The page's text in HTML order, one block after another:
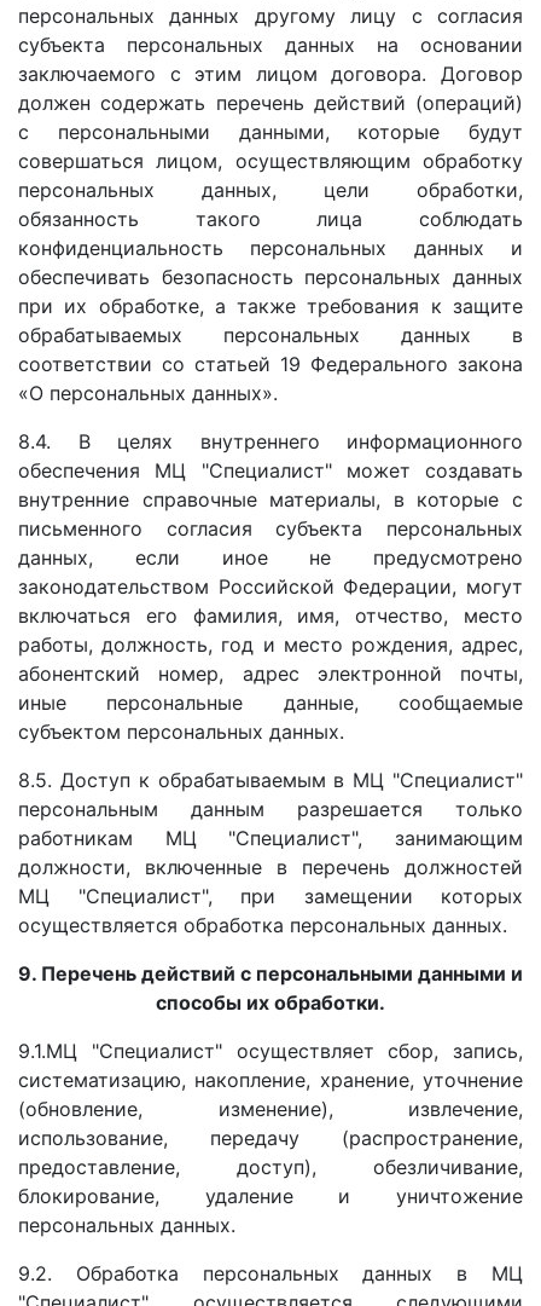
персональных данных другому лицу с согласия
субъекта персональных данных на основании
заключаемого с этим лицом договора. Договор
должен содержать перечень действий (операций)
с персональными данными, которые будут
совершаться лицом, осуществляющим обработку
персональных данных, цели обработки,
обязанность такого лица соблюдать
конфиденциальность персональных данных и
обеспечивать безопасность персональных данных
при их обработке, а также требования к защите
обрабатываемых персональных данных в
соответствии со статьей 19 Федерального закона
«О персональных данных».
8.4. В целях внутреннего информационного
обеспечения МЦ "Специалист" может создавать
внутренние справочные материалы, в которые с
письменного согласия субъекта персональных
данных, если иное не предусмотрено
законодательством Российской Федерации, могут
включаться его фамилия, имя, отчество, место
работы, должность, год и место рождения, адрес,
абонентский номер, адрес электронной почты,
иные персональные данные, сообщаемые
субъектом персональных данных.
8.5. Доступ к обрабатываемым в МЦ "Специалист"
персональным данным разрешается только
работникам МЦ "Специалист", занимающим
должности, включенные в перечень должностей
МЦ "Специалист", при замещении которых
осуществляется обработка персональных данных.
9. Перечень действий с персональными данными и
способы их обработки.
9.1.МЦ "Специалист" осуществляет сбор, запись,
систематизацию, накопление, хранение, уточнение
(обновление, изменение), извлечение,
использование, передачу (распространение,
предоставление, доступ), обезличивание,
блокирование, удаление и уничтожение
персональных данных.
9.2. Обработка персональных данных в МЦ